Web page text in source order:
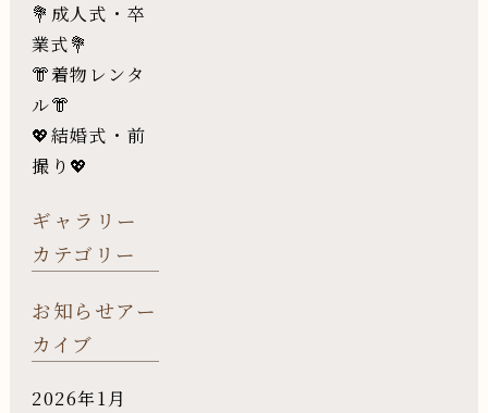
💐成人式・卒
業式💐
👘着物レンタ
ル👘
💖結婚式・前
撮り💖
ギャラリー
カテゴリー
お知らせアー
カイブ
2026年1月